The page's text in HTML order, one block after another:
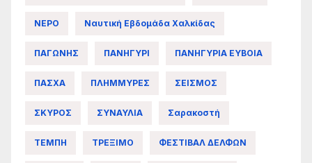
ΝΕΡΟ Ναυτική Εβδομάδα Χαλκίδας
ΠΑΓΩΝΗΣ ΠΑΝΗΓΥΡΙ ΠΑΝΗΓΥΡΙΑ ΕΥΒΟΙΑ
ΠΑΣΧΑ ΠΛΗΜΜΥΡΕΣ ΣΕΙΣΜΟΣ
ΣΚΥΡΟΣ ΣΥΝΑΥΛΙΑ Σαρακοστή
ΤΕΜΠΗ ΤΡΕΞΙΜΟ ΦΕΣΤΙΒΑΛ ΔΕΛΦΩΝ